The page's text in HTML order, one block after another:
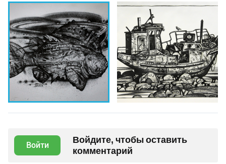
Войти
Войдите, чтобы оставить
комментарий